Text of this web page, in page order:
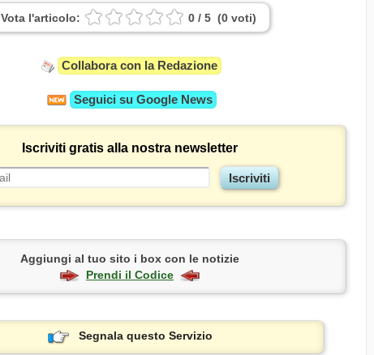
Vota l'articolo: 0/ 5 (0 voti)
Collabora con la Redazione
Seguici su Google News
Iscriviti gratis alla nostra newsletter
Aggiungi al tuo sito i box con le notizie
Prendi il Codice
Segnala questo Servizio